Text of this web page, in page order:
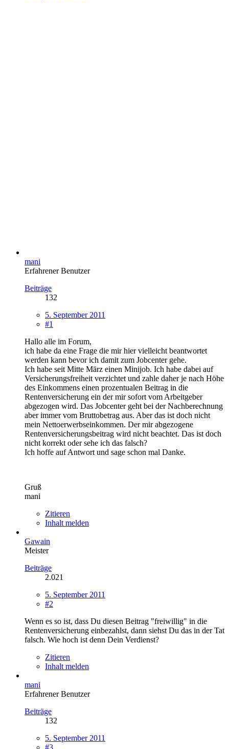
mani
Erfahrener Benutzer
Beiträge
132
5. September 2011
#1
Hallo alle im Forum,
ich habe da eine Frage die mir hier vielleicht beantwortet
werden kann bevor ich damit zum Jobcenter gehe.
Ich habe seit Mitte März einen Minijob. Ich habe dabei auf
Versicherungsfreiheit verzichtet und zahle daher je nach Höhe
des Einkommens einen prozentualen Beitrag in die
Rentenversicherung ein der mir sofort vom Arbeitgeber
abgezogen wird. Das Jobcenter geht bei der Nachberechnung
aber immer vom Bruttobetrag aus. Aber das ist doch nicht
mein Nettoerwerbseinkommen. Der mir abgezogene
Rentenversicherungsbeitrag wird nicht beachtet. Das ist doch
nicht korrekt oder sehe ich das falsch?
Ich hoffe auf Antwort und sage schon mal Danke.
Gruß
mani
Zitieren
Inhalt melden
Gawain
Meister
Beiträge
2.021
5. September 2011
#2
Wenn es so ist, dass Du diesen Beitrag "freiwillig" in die
Rentenversicherung einbezahlst, dann siehst Du das in der Tat
falsch. Wie hoch ist denn Dein Verdienst?
Zitieren
Inhalt melden
mani
Erfahrener Benutzer
Beiträge
132
5. September 2011
#3